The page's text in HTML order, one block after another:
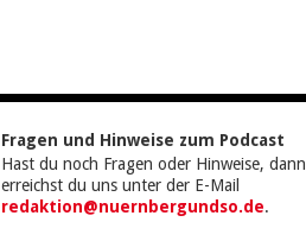
Fragen und Hinweise zum Podcast
Hast du noch Fragen oder Hinweise, dann
erreichst du uns unter der E-Mail
redaktion@nuernbergundso.de.